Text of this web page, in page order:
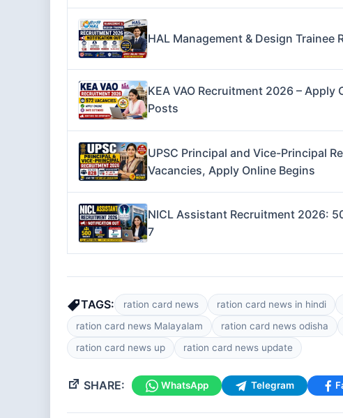
HAL Management & Design
KEA VAO Recruitment 2026 –
Posts
UPSC Principal and Vice-Principal
Vacancies, Apply Online Begins
NICL Assistant Recruitment 2026:
7
TAGS: ration card news ration card news in hindi
ration card news Malayalam
ration card news odisha
ration card news up
ration card news update
SHARE: WhatsApp Telegram